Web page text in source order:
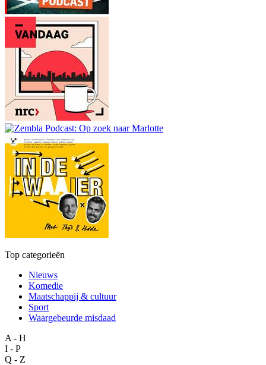
Top categorieën
Nieuws
Komedie
Maatschappij & cultuur
Sport
Waargebeurde misdaad
A - H
I - P
Q - Z